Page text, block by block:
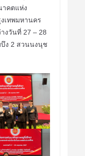
าคตแห่ง
เทพมหานคร
งวันที่ 27 – 28
ง 2 สวนนงนุช